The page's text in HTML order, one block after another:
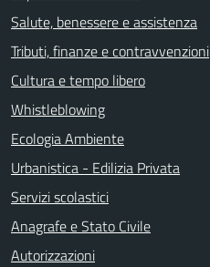
Salute, benessere e assistenza
Tributi, finanze e contravvenzioni
Cultura e tempo libero
Whistleblowing
Ecologia Ambiente
Urbanistica - Edilizia Privata
Servizi scolastici
Anagrafe e Stato Civile
Autorizzazioni